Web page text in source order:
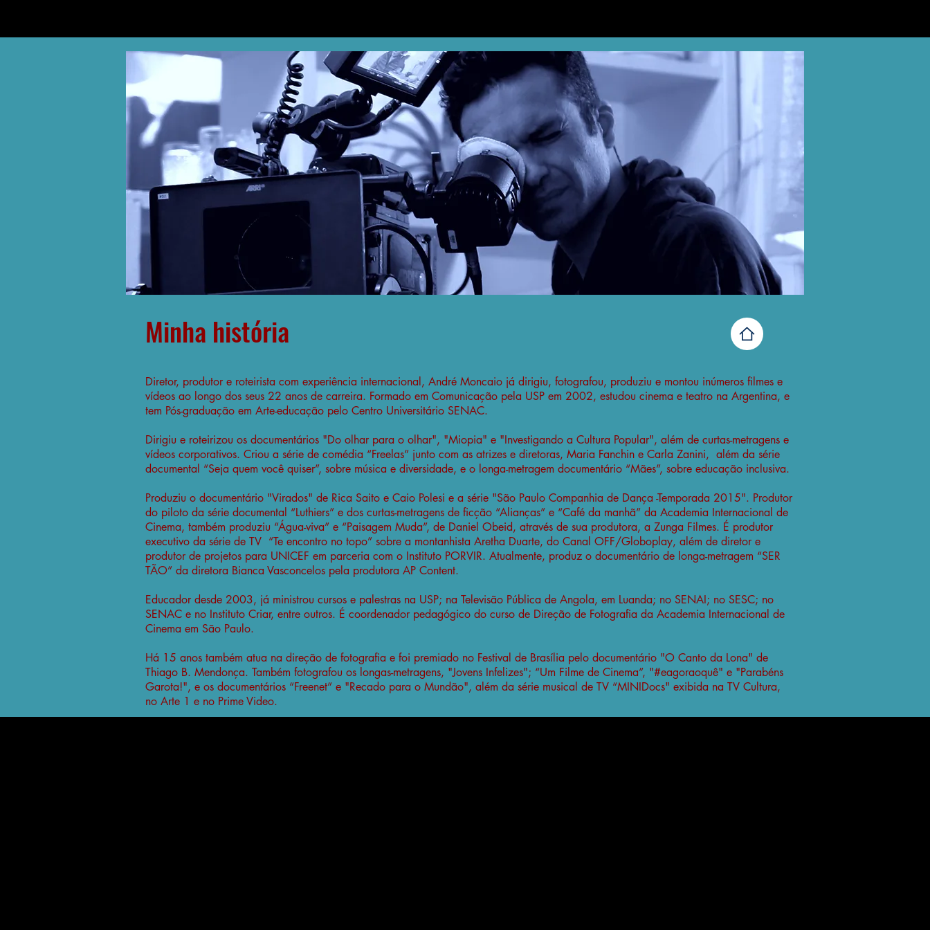
​Minha história
Diretor, produtor e roteirista com experiência internacional, André Moncaio já dirigiu, fotografou, produziu e montou inúmeros filmes e
vídeos ao longo dos seus 22 anos de carreira. Formado em Comunicação pela USP em 2002, estudou cinema e teatro na Argentina, e
tem Pós-graduação em Arte-educação pelo Centro Universitário SENAC.
Dirigiu e roteirizou os documentários "Do olhar para o olhar", "Miopia" e "Investigando a Cultura Popular", além de curtas-metragens e
vídeos corporativos. Criou a série de comédia “Freelas” junto com as atrizes e diretoras, Maria Fanchin e Carla Zanini, além da série
documental “Seja quem você quiser”, sobre música e diversidade, e o longa-metragem documentário “Mães”, sobre educação inclusiva.
Produziu o documentário "Virados" de Rica Saito e Caio Polesi e a série "São Paulo Companhia de Dança -Temporada 2015". Produtor
do piloto da série documental “Luthiers” e dos curtas-metragens de ficção “Alianças” e “Café da manhã” da Academia Internacional de
Cinema, também produziu “Água-viva” e “Paisagem Muda”, de Daniel Obeid, através de sua produtora, a Zunga Filmes. É produtor
executivo da série de TV “Te encontro no topo” sobre a montanhista Aretha Duarte, do Canal OFF/Globoplay, além de diretor e
produtor de projetos para UNICEF em parceria com o Instituto PORVIR. Atualmente, produz o documentário de longa-metragem “SER
TÃO” da diretora Bianca Vasconcelos pela produtora AP Content.
Educador desde 2003, já ministrou cursos e palestras na USP; na Televisão Pública de Angola, em Luanda; no SENAI; no SESC; no
SENAC e no Instituto Criar, entre outros. É coordenador pedagógico do curso de Direção de Fotografia da Academia Internacional de
Cinema em São Paulo.
Há 15 anos também atua na direção de fotografia e foi premiado no Festival de Brasília pelo documentário "O Canto da Lona" de
Thiago B. Mendonça. Também fotografou os longas-metragens, "Jovens Infelizes"; “Um Filme de Cinema”, "#eagoraoquê" e "Parabéns
Garota!", e os documentários “Freenet” e "Recado para o Mundão", além da série musical de TV “MINIDocs" exibida na TV Cultura,
no Arte 1 e no Prime Video.